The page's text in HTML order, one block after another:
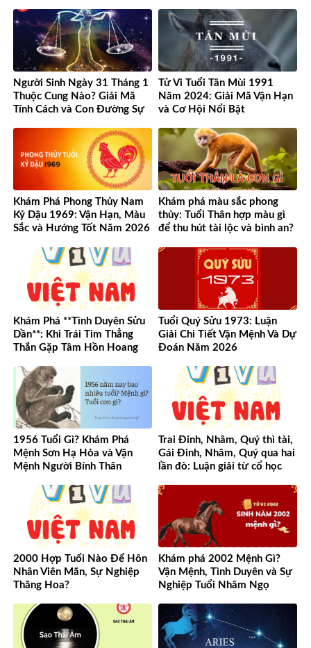
Người Sinh Ngày 31 Tháng 1
Thuộc Cung Nào? Giải Mã
Tính Cách và Con Đường Sự
Tử Vi Tuổi Tân Mùi 1991
Năm 2024: Giải Mã Vận Hạn
và Cơ Hội Nổi Bật
Khám Phá Phong Thủy Nam
Kỷ Dậu 1969: Vận Hạn, Màu
Sắc và Hướng Tốt Năm 2026
Khám phá màu sắc phong
thủy: Tuổi Thân hợp màu gì
để thu hút tài lộc và bình an?
Khám Phá **Tình Duyên Sửu
Dần**: Khi Trái Tim Thẳng
Thắn Gặp Tâm Hồn Hoang
Tuổi Quý Sửu 1973: Luận
Giải Chi Tiết Vận Mệnh Và Dự
Đoán Năm 2026
1956 Tuổi Gì? Khám Phá
Mệnh Sơn Hạ Hỏa và Vận
Mệnh Người Bính Thân
Trai Đinh, Nhâm, Quý thì tài,
Gái Đinh, Nhâm, Quý qua hai
lần đò: Luận giải từ cổ học
2000 Hợp Tuổi Nào Để Hôn
Nhân Viên Mãn, Sự Nghiệp
Thăng Hoa?
Khám phá 2002 Mệnh Gì?
Vận Mệnh, Tình Duyên và Sự
Nghiệp Tuổi Nhâm Ngọ